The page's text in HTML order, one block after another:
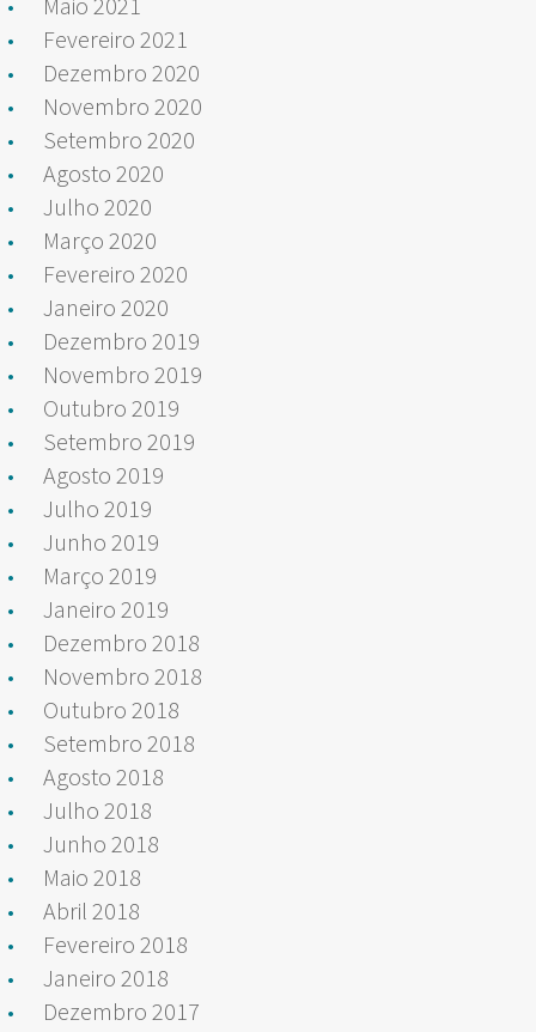
Fevereiro 2021
Dezembro 2020
Novembro 2020
Setembro 2020
Agosto 2020
Julho 2020
Março 2020
Fevereiro 2020
Janeiro 2020
Dezembro 2019
Novembro 2019
Outubro 2019
Setembro 2019
Agosto 2019
Julho 2019
Junho 2019
Março 2019
Janeiro 2019
Dezembro 2018
Novembro 2018
Outubro 2018
Setembro 2018
Agosto 2018
Julho 2018
Junho 2018
Maio 2018
Abril 2018
Fevereiro 2018
Janeiro 2018
Dezembro 2017